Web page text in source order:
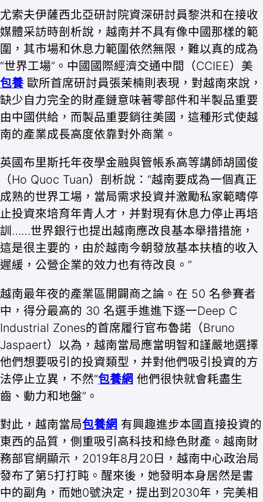
尤索夫伊薩西北亞研討院資深研討員黎洪和在接收
媒體采訪時剖析說，越南并不具有像中國那樣的範
圍，其市場和休息力範圍依然無限，難以真的成為
“世界工場”。中國國際經濟交通中間（CCIEE）美
包養 歐所首席研討員張茉楠則表現，對越南來說，
缺少自力完全的財產鏈意味著零部件和半製品重要
由中國供給，而製品重要銷往美國，這種形式使越
南的產業成長高度依靠對外商業。
英國布里斯托年夜學金融與管帳系高等講師胡國俊
（Ho Quoc Tuan）剖析說：“越南要成為一個真正
成熟的世界工場，當局需求投資并激勵私家範疇停
止投資來培育年青人才，并對現有休息力停止再培
訓……世界銀行也提出越南應改良基本舉措措施，
這是很主要的，由於越南今朝發放基本扶植的收入
遲緩，公營企業的效力也有待改良。”
越南最年夜的產業區開闢商之論。在 50 名參賽者
中，得分最高的 30 名選手進進下逐一Deep C
Industrial Zones的首席履行官布魯諾（Bruno
Jaspaert）以為，越南當局應當明智和謹嚴地選擇
他們想要吸引的投資類型，并對他們吸引投資的方
法停止立異，不然“包養網 他們很快就會耗盡生
齒、動力和地盤”。
對此，越南當局包養網 有興趣進步本國直接投資的
東西的品質，側重吸引高科技和綠色財產。越南財
務部官網顯示，2019年8月20日，越南中心政治局
發布了第5打打盹。醒來後，她發明本身居然是書
中的副角，而她0號決定，提出到2030年，完美相